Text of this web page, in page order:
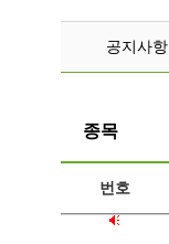
공지사항
종목
번호